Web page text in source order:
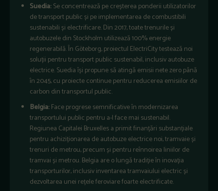
Suedia:Se concentrează pe creșterea ponderii utilizatorilor
de transport public și pe implementarea de combustibili
sustenabili și electrificare. Din 2017, toate trenurile și
autobuzele din Stockholm utilizează 100% energie
regenerabilă.În Göteborg, proiectul ElectriCity testează noi
soluții pentru transport public sustenabil, inclusiv autobuze
electrice. Suedia își propune să atingă emisii nete zero până
în 2045, cu proiecte continue pentru reducerea emisiilor de
carbon din transportul public.
Belgia:Face progrese semnificative în modernizarea
transportului public pentru a-l face mai sustenabil.
Regiunea Capitalei Bruxelles a primit finanțări substanțiale
pentru achiziționarea de autobuze electrice noi, tramvaie și
trenuri de metrou, precum și pentru reînnoirea liniilor de
tramvai și metrou. Belgia are o lungă tradiție în inovația
transporturilor, inclusiv inventarea tramvaiului electric și
dezvoltarea unei rețele feroviare foarte electrificate.